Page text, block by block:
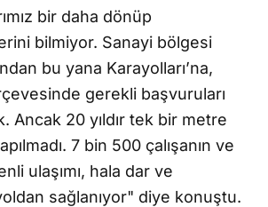
bir daha dönüp
bilmiyor. Sanayi bölgesi
bu yana Karayolları’na,
gerekli başvuruları
Ancak 20 yıldır tek bir metre
7 bin 500 çalışanın ve
ulaşımı, hala dar ve
sağlanıyor" diye konuştu.